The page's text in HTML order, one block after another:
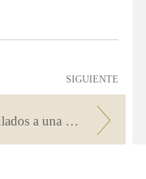
SIGUIENTE
Cómo son los préstamos vinculados a una compra determinada